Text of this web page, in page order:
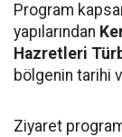
Program
yapılarından
Hazretleri
bölgenin tarihi
Ziyaret